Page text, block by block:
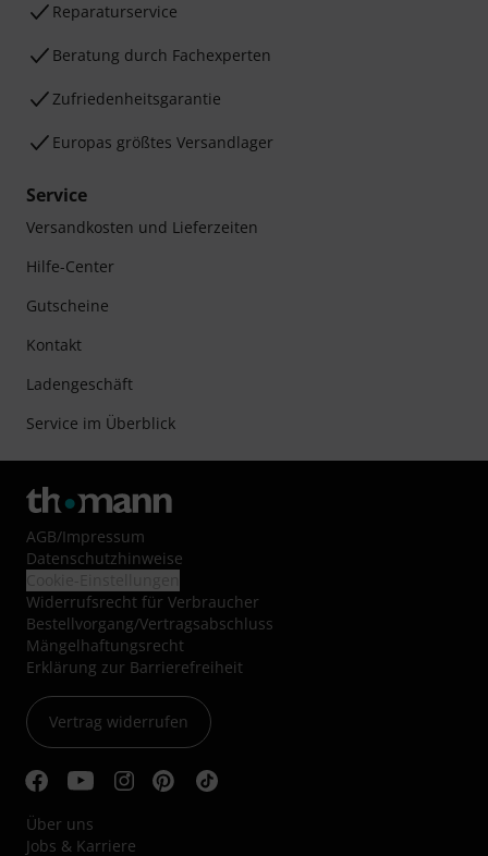
Reparaturservice
Beratung durch Fachexperten
Zufriedenheitsgarantie
Europas größtes Versandlager
Service
Versandkosten und Lieferzeiten
Hilfe-Center
Gutscheine
Kontakt
Ladengeschäft
Service im Überblick
AGB/Impressum
Datenschutzhinweise
Widerrufsrecht für Verbraucher
Bestellvorgang/Vertragsabschluss
Mängelhaftungsrecht
Erklärung zur Barrierefreiheit
Vertrag widerrufen
Über uns
Jobs & Karriere